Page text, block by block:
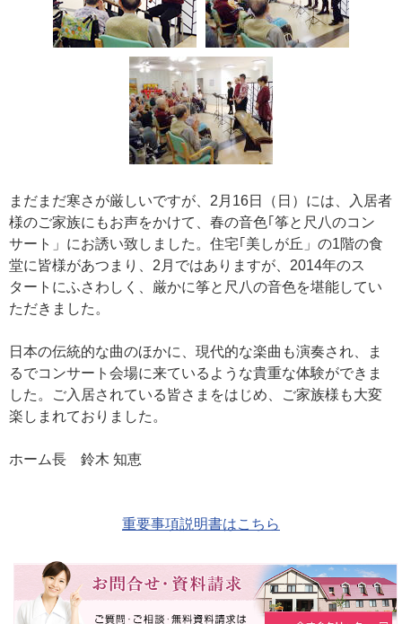
まだまだ寒さが厳しいですが、2月16日（日）には、入居者
様のご家族にもお声をかけて、春の音色｢筝と尺八のコン
サート」にお誘い致しました。住宅｢美しが丘」の1階の食
堂に皆様があつまり、2月ではありますが、2014年のス
タートにふさわしく、厳かに筝と尺八の音色を堪能してい
ただきました。
日本の伝統的な曲のほかに、現代的な楽曲も演奏され、ま
るでコンサート会場に来ているような貴重な体験ができま
した。ご入居されている皆さまをはじめ、ご家族様も大変
楽しまれておりました。
ホーム長 鈴木 知恵
重要事項説明書はこちら